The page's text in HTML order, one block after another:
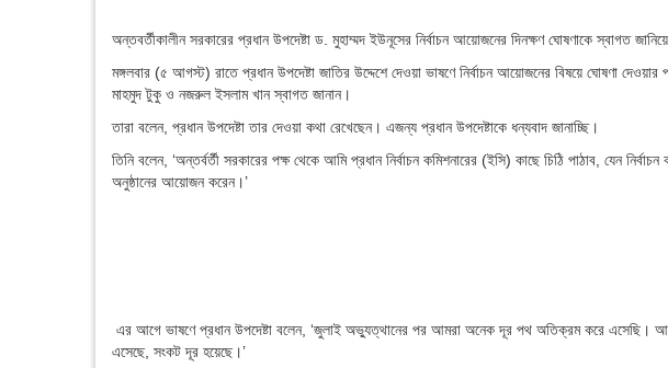
অন্তবর্তীকালীন সরকারের প্রধান উপদেষ্টা ড. মুহাম্মদ ইউনূসের নির্বাচন আয়োজনের দিনক্ষণ ঘোষণাকে স্বাগত
মঙ্গলবার (৫ আগস্ট) রাতে প্রধান উপদেষ্টা জাতির উদ্দেশে দেওয়া ভাষণে নির্বাচন আয়োজনের বিষয়ে ঘোষণা
মাহমুদ টুকু ও নজরুল ইসলাম খান স্বাগত জানান।
তারা বলেন, প্রধান উপদেষ্টা তার দেওয়া কথা রেখেছেন। এজন্য প্রধান উপদেষ্টাকে ধন্যবাদ জানাচ্ছি।
তিনি বলেন, ‘অন্তর্বর্তী সরকারের পক্ষ থেকে আমি প্রধান নির্বাচন কমিশনারের (ইসি) কাছে চিঠি পাঠাব, যেন
অনুষ্ঠানের আয়োজন করেন।’
এর আগে ভাষণে প্রধান উপদেষ্টা বলেন, ‘জুলাই অভ্যুত্থানের পর আমরা অনেক দূর পথ অতিক্রম করে এসেছি।
এসেছে, সংকট দূর হয়েছে।’